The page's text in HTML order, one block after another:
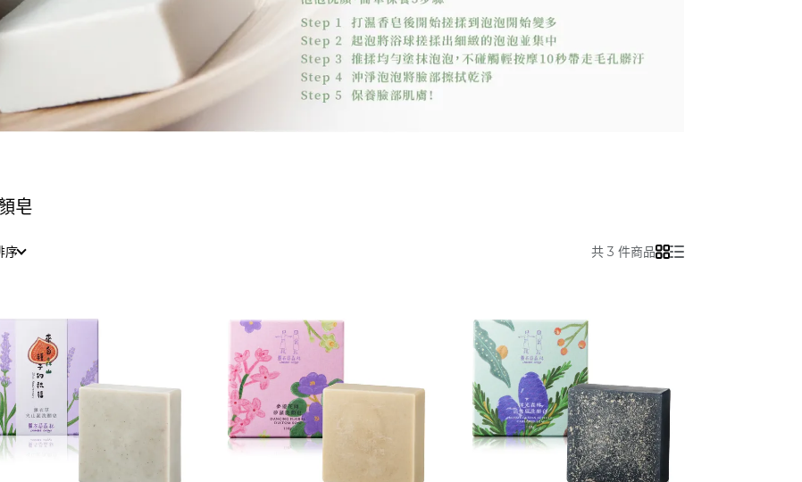
皂
序 共 3 件商品